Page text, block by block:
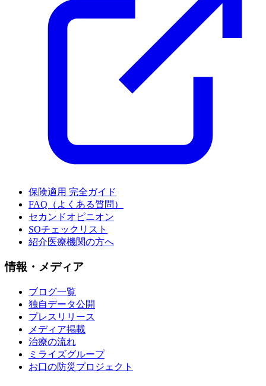
保険適用 完全ガイド
FAQ（よくある質問）
セカンドオピニオン
SOチェックリスト
紹介医療機関の方へ
情報・メディア
ブログ一覧
独自データ公開
プレスリリース
メディア掲載
治療の流れ
ミライズグループ
お口の防災プロジェクト